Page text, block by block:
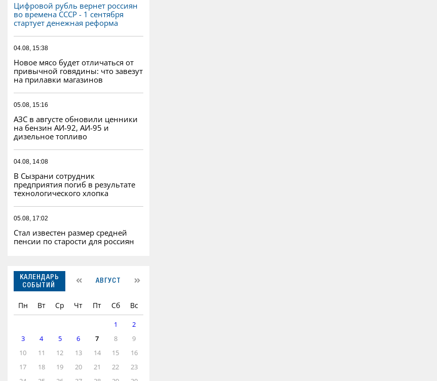
Цифровой рубль вернет россиян
во времена СССР - 1 сентября
стартует денежная реформа
04.08, 15:38
Новое мясо будет отличаться от
привычной говядины: что завезут
на прилавки магазинов
05.08, 15:16
АЗС в августе обновили ценники
на бензин АИ-92, АИ-95 и
дизельное топливо
04.08, 14:08
В Сызрани сотрудник
предприятия погиб в результате
технологического хлопка
05.08, 17:02
Стал известен размер средней
пенсии по старости для россиян
КАЛЕНДАРЬ
СОБЫТИЙ
АВГУСТ
Пн Вт Ср Чт Пт Сб Вс
1
2
3
4 5 6 7 8
9
10
11 12 13 14 15
16
17
18 19 20 21 22
23